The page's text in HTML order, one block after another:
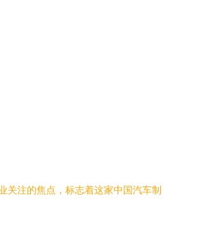
关注的焦点，标志着这家中国汽车制